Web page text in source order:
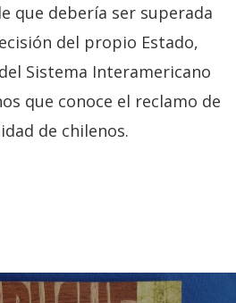
que debería ser superada
del propio Estado,
Sistema Interamericano
que conoce el reclamo de
de chilenos.